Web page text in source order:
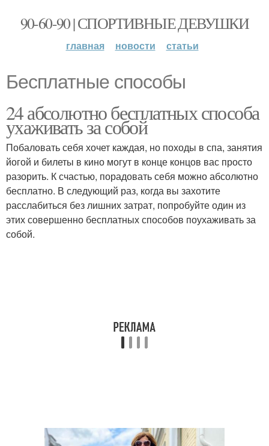
90-60-90 | СПОРТИВНЫЕ ДЕВУШКИ
главная новости статьи
Бесплатные способы
24 абсолютно бесплатных способа
ухаживать за собой
Побаловать себя хочет каждая, но походы в спа, занятия
йогой и билеты в кино могут в конце концов вас просто
разорить. К счастью, порадовать себя можно абсолютно
бесплатно. В следующий раз, когда вы захотите
расслабиться без лишних затрат, попробуйте один из
этих совершенно бесплатных способов поухаживать за
собой.